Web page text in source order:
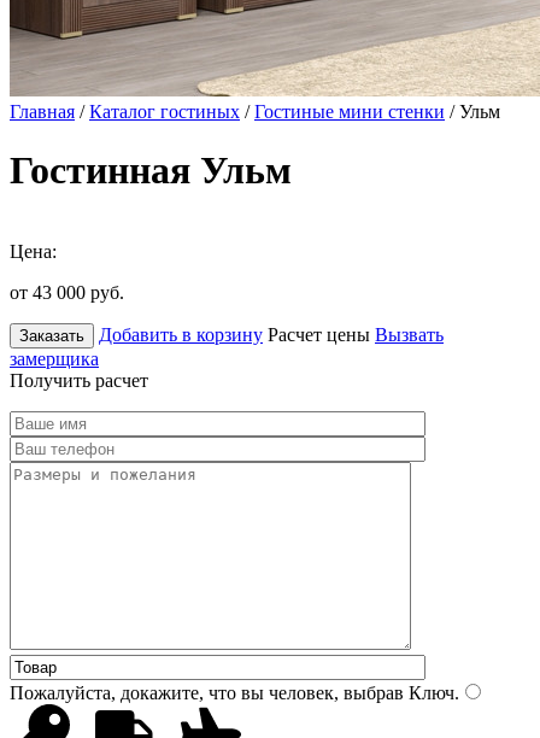
Главная /Каталог гостиных /Гостиные мини стенки / Ульм
Гостинная Ульм
Цена:
от 43 000 руб.
Заказать Добавить в корзину Расчет цены Вызвать
замерщика
Получить расчет
Пожалуйста, докажите, что вы человек, выбрав Ключ.